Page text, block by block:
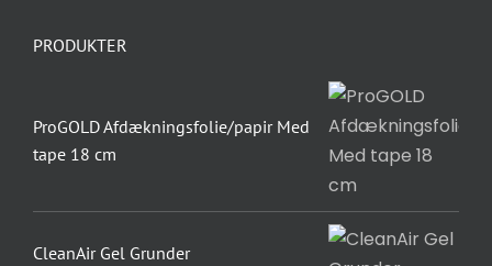
PRODUKTER
ProGOLD Afdækningsfolie/papir Med
tape 18 cm
CleanAir Gel Grunder